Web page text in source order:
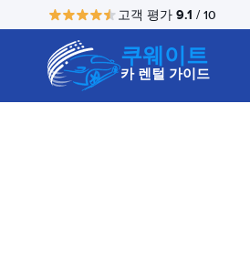
고객 평가 9.1 / 10
쿠웨이트
카 렌털 가이드